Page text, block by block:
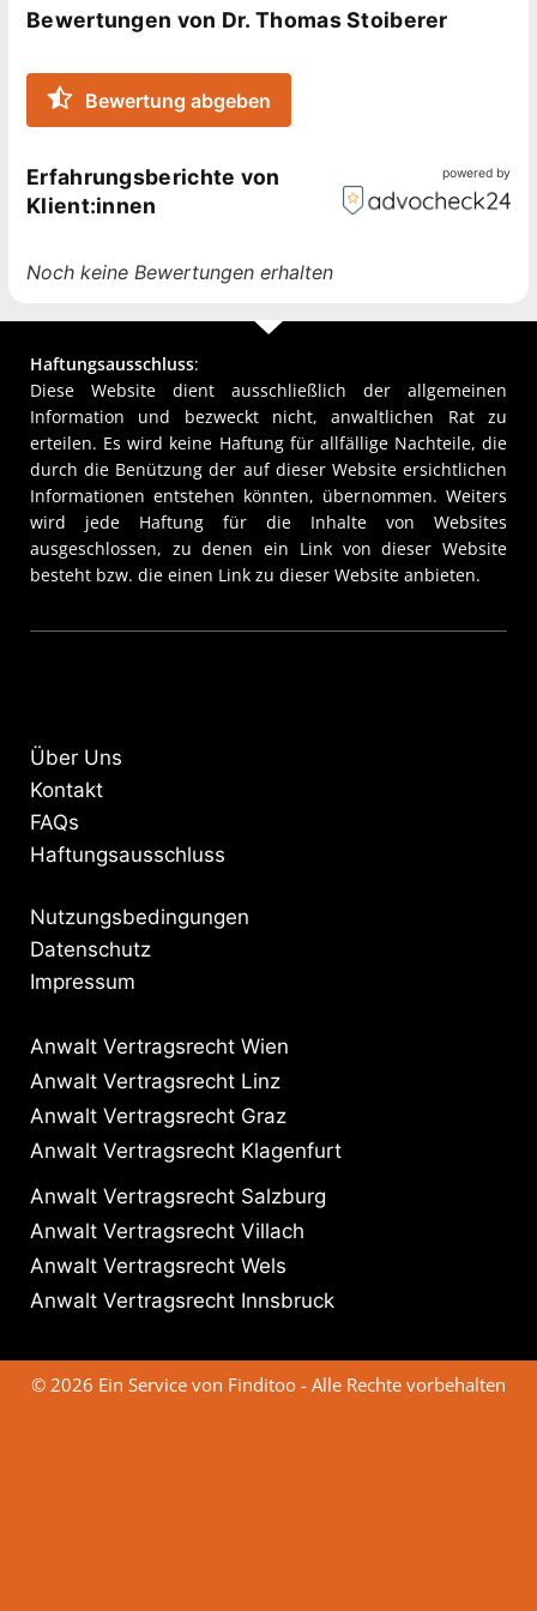
zählen z.B. der Gesellschaftsvertrag,
Werkvertrag, Miet- und Pachtvertrag sowie sonstige
Verträge.
Sie sind auf der Suche nach einem verlässlichen
Rechtsanwalt für Vertragsrecht? Ich freue mich auf
Bewertungen von Dr. Thomas Stoiberer
Bewertung abgeben
Erfahrungsberichte von
Klient:innen
powered by
Noch keine Bewertungen erhalten
Haftungsausschluss:
Diese Website dient ausschließlich der allgemeinen
Information und bezweckt nicht, anwaltlichen Rat zu
erteilen. Es wird keine Haftung für allfällige Nachteile, die
durch die Benützung der auf dieser Website ersichtlichen
Informationen entstehen könnten, übernommen. Weiters
wird jede Haftung für die Inhalte von Websites
ausgeschlossen, zu denen ein Link von dieser Website
besteht bzw. die einen Link zu dieser Website anbieten.
Über Uns
Kontakt
FAQs
Haftungsausschluss
Nutzungsbedingungen
Datenschutz
Impressum
Anwalt Vertragsrecht Wien
Anwalt Vertragsrecht Linz
Anwalt Vertragsrecht Graz
Anwalt Vertragsrecht Klagenfurt
Anwalt Vertragsrecht Salzburg
Anwalt Vertragsrecht Villach
Anwalt Vertragsrecht Wels
Anwalt Vertragsrecht Innsbruck
© 2026 Ein Service von Finditoo - Alle Rechte vorbehalten